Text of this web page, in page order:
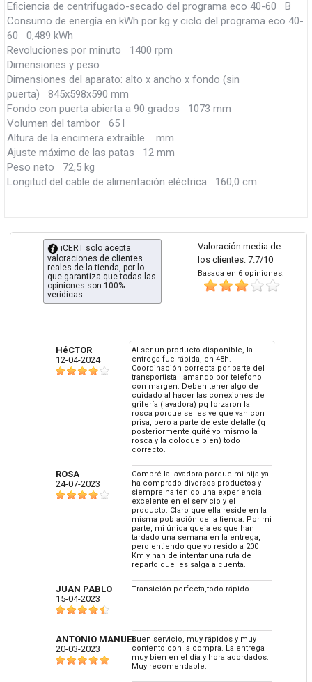
Eficiencia de centrifugado-secado del programa eco 40-60 B
Consumo de energía en kWh por kg y ciclo del programa eco 40-
60 0,489 kWh
Revoluciones por minuto 1400 rpm
Dimensiones y peso
Dimensiones del aparato: alto x ancho x fondo (sin
puerta) 845x598x590 mm
Fondo con puerta abierta a 90 grados 1073 mm
Volumen del tambor 65 l
Altura de la encimera extraíble mm
Ajuste máximo de las patas 12 mm
Peso neto 72,5 kg
Longitud del cable de alimentación eléctrica 160,0 cm
Valoración media de
los clientes: 7.7/10
Basada en 6 opiniones:
iCERT solo acepta
valoraciones de clientes
reales de la tienda, por lo
que garantiza que todas las
opiniones son 100%
veridicas.
HéCTOR
12-04-2024
Al ser un producto disponible, la
entrega fue rápida, en 48h.
Coordinación correcta por parte del
transportista llamando por telefono
con margen. Deben tener algo de
cuidado al hacer las conexiones de
grifería (lavadora) pq forzaron la
rosca porque se les ve que van con
prisa, pero a parte de este detalle (q
posteriormente quité yo mismo la
rosca y la coloque bien) todo
correcto.
ROSA
24-07-2023
Compré la lavadora porque mi hija ya
ha comprado diversos productos y
siempre ha tenido una experiencia
excelente en el servicio y el
producto. Claro que ella reside en la
misma población de la tienda. Por mi
parte, mi única queja es que han
tardado una semana en la entrega,
pero entiendo que yo resido a 200
Km y han de intentar una ruta de
reparto que les salga a cuenta.
JUAN PABLO
15-04-2023
Transición perfecta,todo rápido
ANTONIO MANUEL
20-03-2023
Buen servicio, muy rápidos y muy
contento con la compra. La entrega
muy bien en el día y hora acordados.
Muy recomendable.